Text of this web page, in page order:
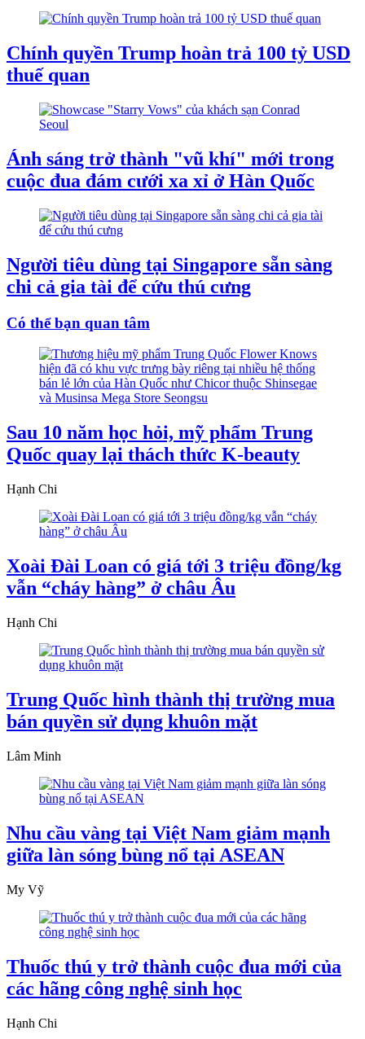
Chính quyền Trump hoàn trả 100 tỷ USD
thuế quan
Ánh sáng trở thành "vũ khí" mới trong
cuộc đua đám cưới xa xỉ ở Hàn Quốc
Người tiêu dùng tại Singapore sẵn sàng
chi cả gia tài để cứu thú cưng
Có thể bạn quan tâm
Sau 10 năm học hỏi, mỹ phẩm Trung
Quốc quay lại thách thức K-beauty
Hạnh Chi
Xoài Đài Loan có giá tới 3 triệu đồng/kg
vẫn “cháy hàng” ở châu Âu
Hạnh Chi
Trung Quốc hình thành thị trường mua
bán quyền sử dụng khuôn mặt
Lâm Minh
Nhu cầu vàng tại Việt Nam giảm mạnh
giữa làn sóng bùng nổ tại ASEAN
My Vỹ
Thuốc thú y trở thành cuộc đua mới của
các hãng công nghệ sinh học
Hạnh Chi